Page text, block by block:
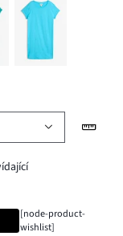
[node-product-
wishlist]